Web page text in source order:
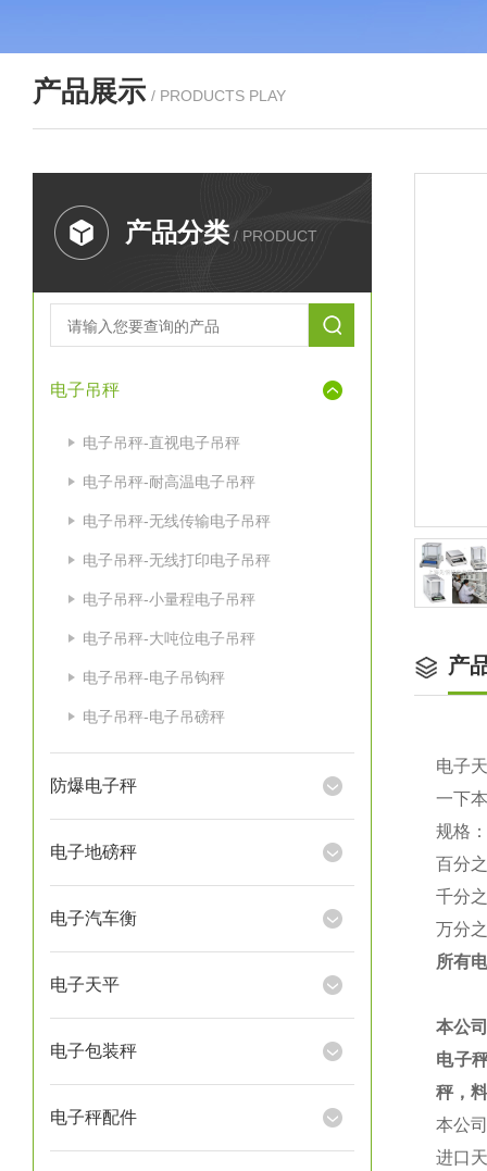
产品展示 / PRODUCTS PLAY
产品分类 / PRODUCT
电子吊秤
电子吊秤-直视电子吊秤
电子吊秤-耐高温电子吊秤
电子吊秤-无线传输电子吊秤
电子吊秤-无线打印电子吊秤
电子吊秤-小量程电子吊秤
电子吊秤-大吨位电子吊秤
电子吊秤-电子吊钩秤
电子吊秤-电子吊磅秤
防爆电子秤
电子地磅秤
电子汽车衡
电子天平
电子包装秤
电子秤配件
产
电子
一下
规格
百分
千分
万分
所有
本公
电子
秤，
本公
进口